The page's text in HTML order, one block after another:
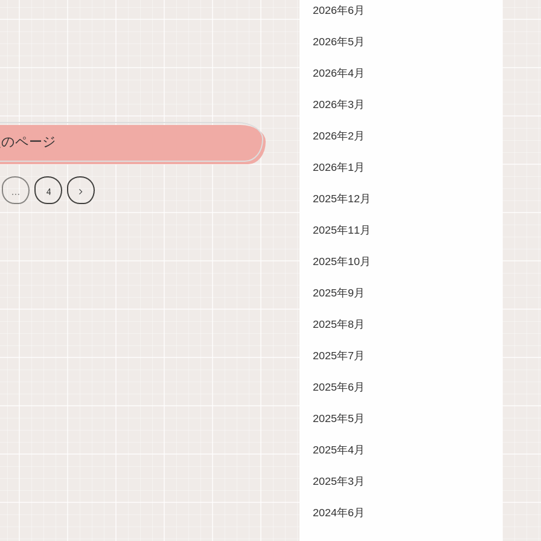
ページ
… 4
次
2026年6月
2026年5月
2026年4月
2026年3月
2026年2月
2026年1月
2025年12月
2025年11月
2025年10月
2025年9月
2025年8月
2025年7月
2025年6月
2025年5月
2025年4月
2025年3月
2024年6月